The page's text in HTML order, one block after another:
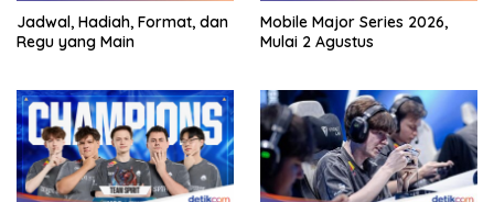
Jadwal, Hadiah, Format, dan
Regu yang Main
Mobile Major Series 2026,
Mulai 2 Agustus